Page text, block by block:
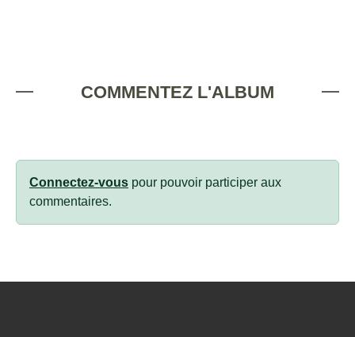
COMMENTEZ L'ALBUM
Connectez-vous pour pouvoir participer aux
commentaires.